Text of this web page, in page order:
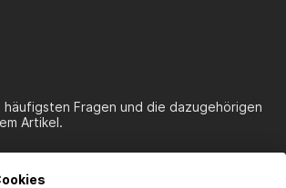
Fragen und die dazugehörigen
Artikel.